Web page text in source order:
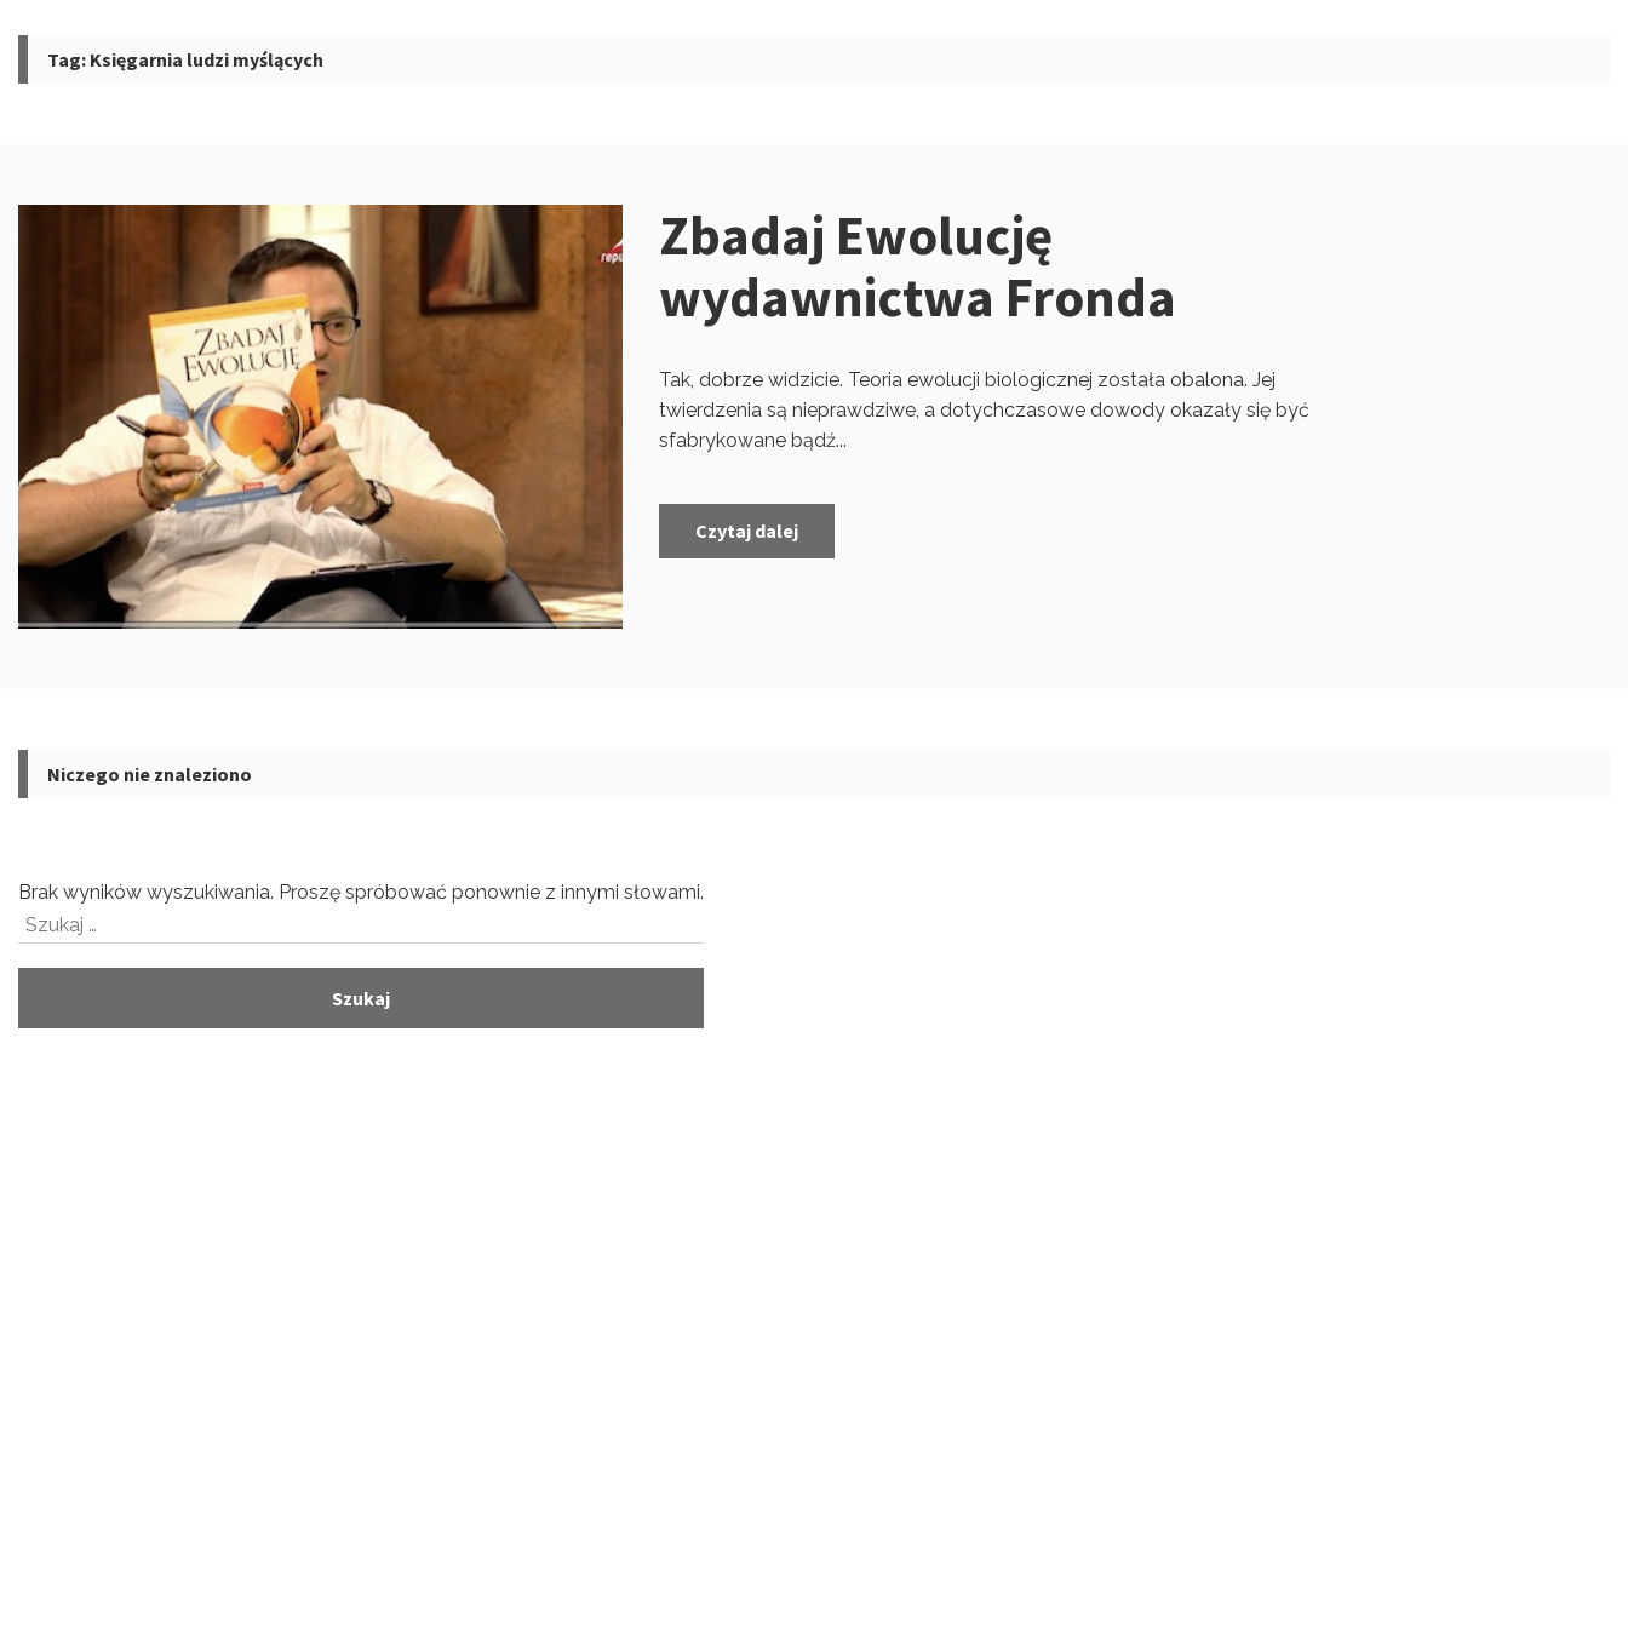
Tag: Księgarnia ludzi myślących
Zbadaj Ewolucję
wydawnictwa Fronda
Tak, dobrze widzicie. Teoria ewolucji biologicznej została obalona. Jej
twierdzenia są nieprawdziwe, a dotychczasowe dowody okazały się być
sfabrykowane bądź...
Czytaj dalej
Niczego nie znaleziono
Brak wyników wyszukiwania. Proszę spróbować ponownie z innymi słowami.
Szukaj: